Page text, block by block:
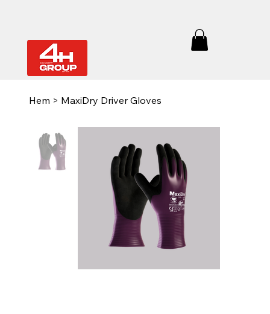
Hem > MaxiDry Driver Gloves